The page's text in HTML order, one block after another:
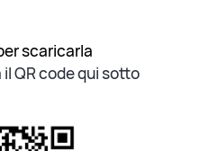
scaricarla
QR code qui sotto